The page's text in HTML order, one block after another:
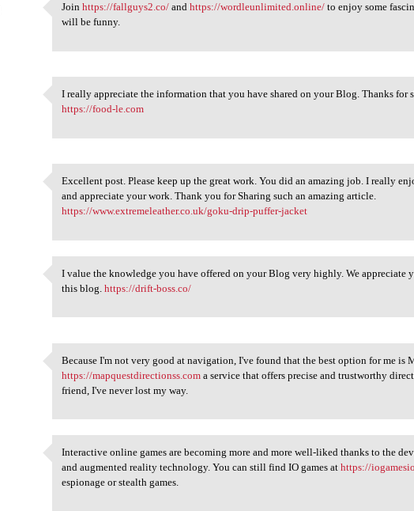
Join https://fallguys2.co/
Joinhttps://fallguys2.co/ andhttps://wordleunlimited.online/ to enjoy some
will be funny.
I really appreciate the
I really appreciate the information that you have shared on your Blog. Thanks for
https://food-le.com
Excellent post. Please keep
Excellent post. Please keep up the great work. You did an amazing job. I really
and appreciate your work. Thank you for Sharing such an amazing article.
https://www.extremeleather.co.uk/goku-drip-puffer-jacket
I value the knowledge you
I value the knowledge you have offered on your Blog very highly. We appreciate
this blog.https://drift-boss.co/
Because I'm not very good at
Because I'm not very good at navigation, I've found that the best option for me is
https://mapquestdirectionss.com a service that offers precise and trustworthy
friend, I've never lost my way.
Interactive online games are
Interactive online games are becoming more and more well-liked thanks to the
and augmented reality technology. You can still find IO games athttps://
espionage or stealth games.